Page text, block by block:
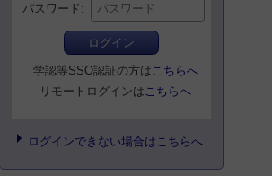
パスワード
ログイン
学認等SSO認証の方は こちらへ
リモートログインは こちらへ
ログインできない場合はこちらへ